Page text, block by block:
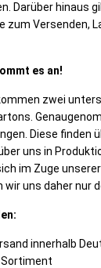
Darüber hinaus
zum Versenden,
es an!
zwei
Diese finden
uns in
im Zuge
wir uns daher nur
innerhalb